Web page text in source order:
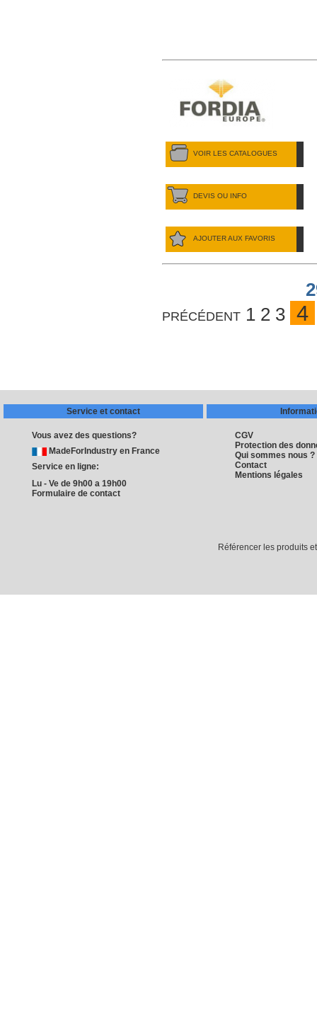
VOIR LES CATALOGUES
DEVIS OU INFO
AJOUTER AUX FAVORIS
précédent 1 2 3 4
Service et contact
Vous avez des questions?
MadeForIndustry en France
Service en ligne:
Lu - Ve de 9h00 a 19h00
Formulaire de contact
CGV
Protection des
Qui sommes nous ?
Contact
Mentions légales
Référencer les produits